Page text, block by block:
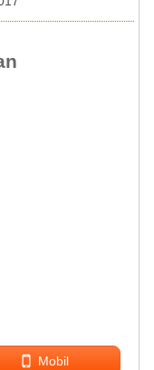
Mobil